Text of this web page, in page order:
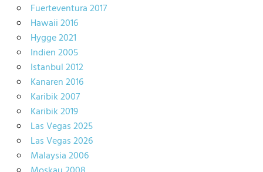
Fuerteventura 2017
Hawaii 2016
Hygge 2021
Indien 2005
Istanbul 2012
Kanaren 2016
Karibik 2007
Karibik 2019
Las Vegas 2025
Las Vegas 2026
Malaysia 2006